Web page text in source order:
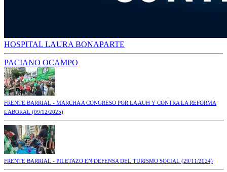
HOSPITAL LAURA BONAPARTE
PACIANO OCAMPO
FRENTE BARRIAL - MARCHA A CONGRESO POR LA AUH Y CONTRA LA REFORMA
LABORAL (09/12/2025)
FRENTE BARRIAL - PILETAZO EN DEFENSA DEL TURISMO SOCIAL (29/11/2024)